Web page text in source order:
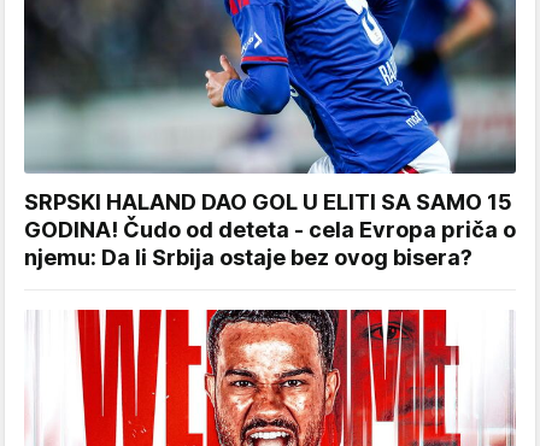
SRPSKI HALAND DAO GOL U ELITI SA SAMO 15
GODINA! Čudo od deteta - cela Evropa priča o
njemu: Da li Srbija ostaje bez ovog bisera?